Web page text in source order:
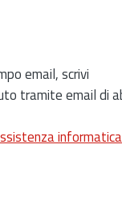
email, scrivi
tramite email di
informatica